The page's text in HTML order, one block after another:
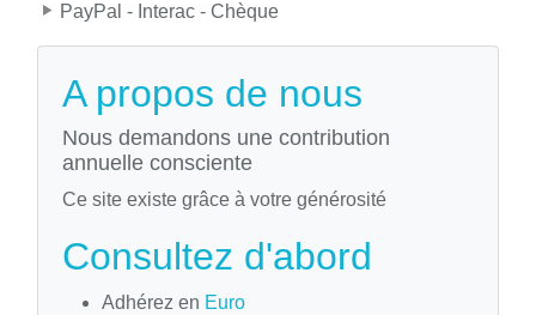
PayPal - Interac - Chèque
A propos de nous
Nous demandons une contribution
annuelle consciente
Ce site existe grâce à votre générosité
Consultez d'abord
Adhérez en Euro